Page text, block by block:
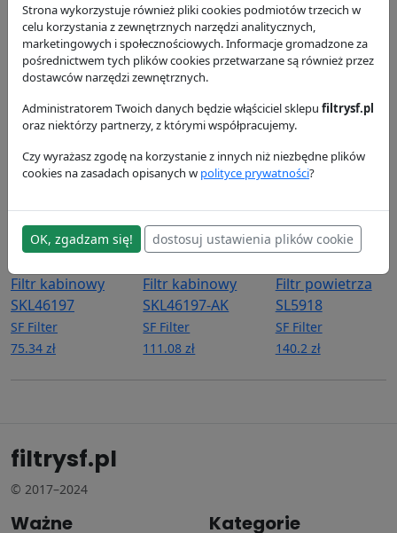
Filtr paliwa
SF Filter
Filtr powietrza
SF Filter
1629.41 zł
Filtr powietrza
SF Filter
911.15 zł
Filtr kabinowy
SKL46197
SF Filter
75.34 zł
Filtr kabinowy
SKL46197-AK
SF Filter
111.08 zł
Filtr powietrza
SL5918
SF Filter
140.2 zł
filtrysf.pl
© 2017–2024
Ważne Kategorie
Strona wykorzystuje również pliki cookies podmiotów trzecich w
celu korzystania z zewnętrznych narzędzi analitycznych,
marketingowych i społecznościowych. Informacje gromadzone za
pośrednictwem tych plików cookies przetwarzane są również przez
dostawców narzędzi zewnętrznych.
Administratorem Twoich danych będzie włąściciel sklepu filtrysf.pl
oraz niektórzy partnerzy, z którymi współpracujemy.
Czy wyrażasz zgodę na korzystanie z innych niż niezbędne plików
cookies na zasadach opisanych w polityce prywatności?
OK, zgadzam się! dostosuj ustawienia plików cookie